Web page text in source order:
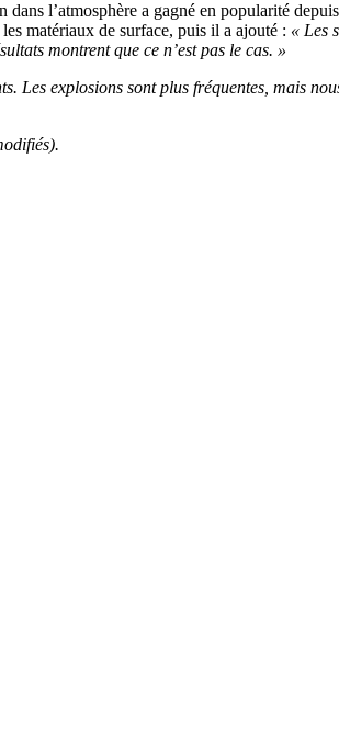
l’atmosphère a gagné en popularité
matériaux de surface, puis il a ajouté : « Les
montrent que ce n’est pas le cas. »
Les explosions sont plus fréquentes, mais